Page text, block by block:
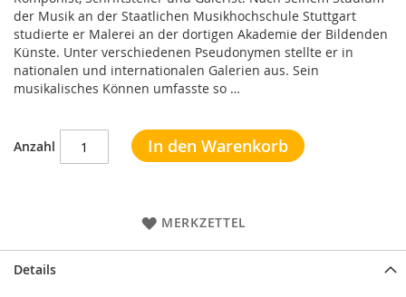
der Musik an der Staatlichen Musikhochschule Stuttgart
studierte er Malerei an der dortigen Akademie der Bildenden
Künste. Unter verschiedenen Pseudonymen stellte er in
nationalen und internationalen Galerien aus. Sein
musikalisches Können umfasste so …
Anzahl In den Warenkorb
MERKZETTEL
Details